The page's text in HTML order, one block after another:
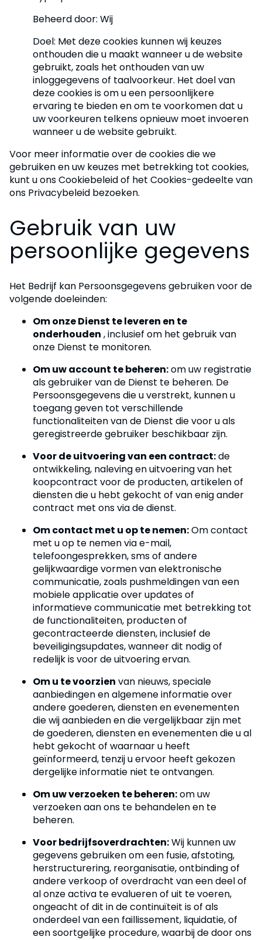
Beheerd door: Wij
Doel: Met deze cookies kunnen wij keuzes
onthouden die u maakt wanneer u de website
gebruikt, zoals het onthouden van uw
inloggegevens of taalvoorkeur. Het doel van
deze cookies is om u een persoonlijkere
ervaring te bieden en om te voorkomen dat u
uw voorkeuren telkens opnieuw moet invoeren
wanneer u de website gebruikt.
Voor meer informatie over de cookies die we
gebruiken en uw keuzes met betrekking tot cookies,
kunt u ons Cookiebeleid of het Cookies-gedeelte van
ons Privacybeleid bezoeken.
Gebruik van uw
persoonlijke gegevens
Het Bedrijf kan Persoonsgegevens gebruiken voor de
volgende doeleinden:
Om onze Dienst te leveren en te
onderhouden , inclusief om het gebruik van
onze Dienst te monitoren.
Om uw account te beheren:om uw registratie
als gebruiker van de Dienst te beheren. De
Persoonsgegevens die u verstrekt, kunnen u
toegang geven tot verschillende
functionaliteiten van de Dienst die voor u als
geregistreerde gebruiker beschikbaar zijn.
Voor de uitvoering van een contract:de
ontwikkeling, naleving en uitvoering van het
koopcontract voor de producten, artikelen of
diensten die u hebt gekocht of van enig ander
contract met ons via de dienst.
Om contact met u op te nemen:Om contact
met u op te nemen via e-mail,
telefoongesprekken, sms of andere
gelijkwaardige vormen van elektronische
communicatie, zoals pushmeldingen van een
mobiele applicatie over updates of
informatieve communicatie met betrekking tot
de functionaliteiten, producten of
gecontracteerde diensten, inclusief de
beveiligingsupdates, wanneer dit nodig of
redelijk is voor de uitvoering ervan.
Om u te voorzien van nieuws, speciale
aanbiedingen en algemene informatie over
andere goederen, diensten en evenementen
die wij aanbieden en die vergelijkbaar zijn met
de goederen, diensten en evenementen die u al
hebt gekocht of waarnaar u heeft
geïnformeerd, tenzij u ervoor heeft gekozen
dergelijke informatie niet te ontvangen.
Om uw verzoeken te beheren:om uw
verzoeken aan ons te behandelen en te
beheren.
Voor bedrijfsoverdrachten:Wij kunnen uw
gegevens gebruiken om een ​​fusie, afstoting,
herstructurering, reorganisatie, ontbinding of
andere verkoop of overdracht van een deel of
al onze activa te evalueren of uit te voeren,
ongeacht of dit in de continuïteit is of als
onderdeel van een faillissement, liquidatie, of
een soortgelijke procedure, waarbij de door ons